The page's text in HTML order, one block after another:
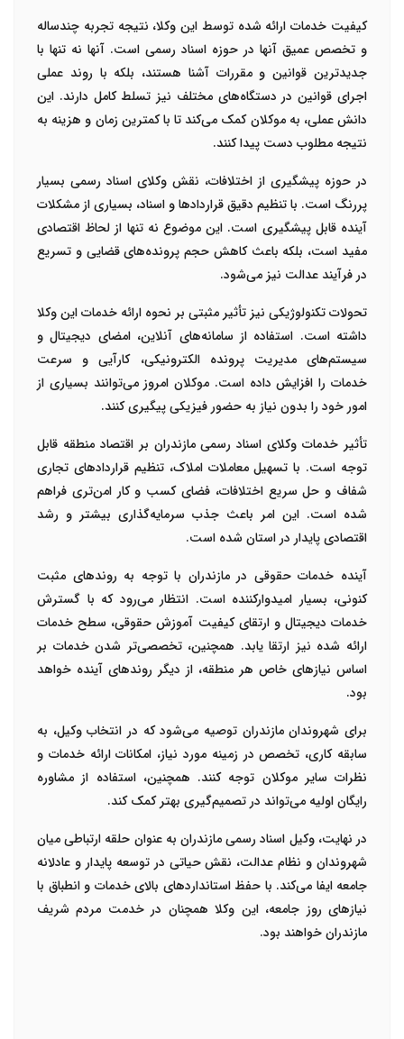
کیفیت خدمات ارائه شده توسط این وکلا، نتیجه تجربه چندساله
و تخصص عمیق آنها در حوزه اسناد رسمی است. آنها نه تنها با
جدیدترین قوانین و مقررات آشنا هستند، بلکه با روند عملی
اجرای قوانین در دستگاه‌های مختلف نیز تسلط کامل دارند. این
دانش عملی، به موکلان کمک می‌کند تا با کمترین زمان و هزینه به
نتیجه مطلوب دست پیدا کنند.
در حوزه پیشگیری از اختلافات، نقش وکلای اسناد رسمی بسیار
پررنگ است. با تنظیم دقیق قراردادها و اسناد، بسیاری از مشکلات
آینده قابل پیشگیری است. این موضوع نه تنها از لحاظ اقتصادی
مفید است، بلکه باعث کاهش حجم پرونده‌های قضایی و تسریع
در فرآیند عدالت نیز می‌شود.
تحولات تکنولوژیکی نیز تأثیر مثبتی بر نحوه ارائه خدمات این وکلا
داشته است. استفاده از سامانه‌های آنلاین، امضای دیجیتال و
سیستم‌های مدیریت پرونده الکترونیکی، کارآیی و سرعت
خدمات را افزایش داده است. موکلان امروز می‌توانند بسیاری از
امور خود را بدون نیاز به حضور فیزیکی پیگیری کنند.
تأثیر خدمات وکلای اسناد رسمی مازندران بر اقتصاد منطقه قابل
توجه است. با تسهیل معاملات املاک، تنظیم قراردادهای تجاری
شفاف و حل سریع اختلافات، فضای کسب و کار امن‌تری فراهم
شده است. این امر باعث جذب سرمایه‌گذاری بیشتر و رشد
اقتصادی پایدار در استان شده است.
آینده خدمات حقوقی در مازندران با توجه به روندهای مثبت
کنونی، بسیار امیدوارکننده است. انتظار می‌رود که با گسترش
خدمات دیجیتال و ارتقای کیفیت آموزش حقوقی، سطح خدمات
ارائه شده نیز ارتقا یابد. همچنین، تخصصی‌تر شدن خدمات بر
اساس نیازهای خاص هر منطقه، از دیگر روندهای آینده خواهد
بود.
برای شهروندان مازندران توصیه می‌شود که در انتخاب وکیل، به
سابقه کاری، تخصص در زمینه مورد نیاز، امکانات ارائه خدمات و
نظرات سایر موکلان توجه کنند. همچنین، استفاده از مشاوره
رایگان اولیه می‌تواند در تصمیم‌گیری بهتر کمک کند.
در نهایت، وکیل اسناد رسمی مازندران به عنوان حلقه ارتباطی میان
شهروندان و نظام عدالت، نقش حیاتی در توسعه پایدار و عادلانه
جامعه ایفا می‌کند. با حفظ استانداردهای بالای خدمات و انطباق با
نیازهای روز جامعه، این وکلا همچنان در خدمت مردم شریف
مازندران خواهند بود.